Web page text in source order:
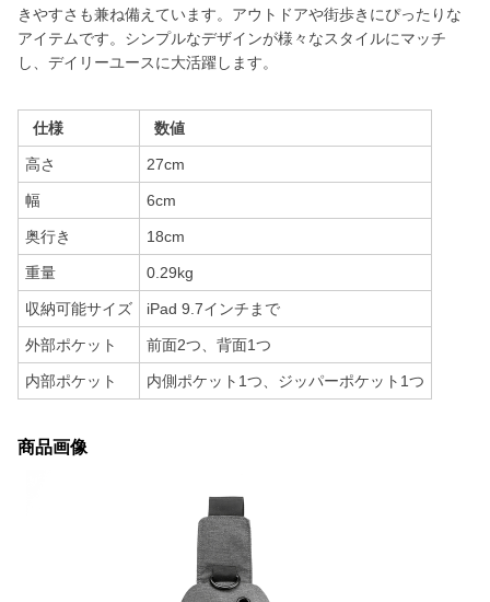
きやすさも兼ね備えています。アウトドアや街歩きにぴったりな
アイテムです。シンプルなデザインが様々なスタイルにマッチ
し、デイリーユースに大活躍します。
仕様 数値
高さ 27cm
幅 6cm
奥行き 18cm
重量 0.29kg
収納可能サイズ iPad 9.7インチまで
外部ポケット 前面2つ、背面1つ
内部ポケット 内側ポケット1つ、ジッパーポケット1つ
商品画像